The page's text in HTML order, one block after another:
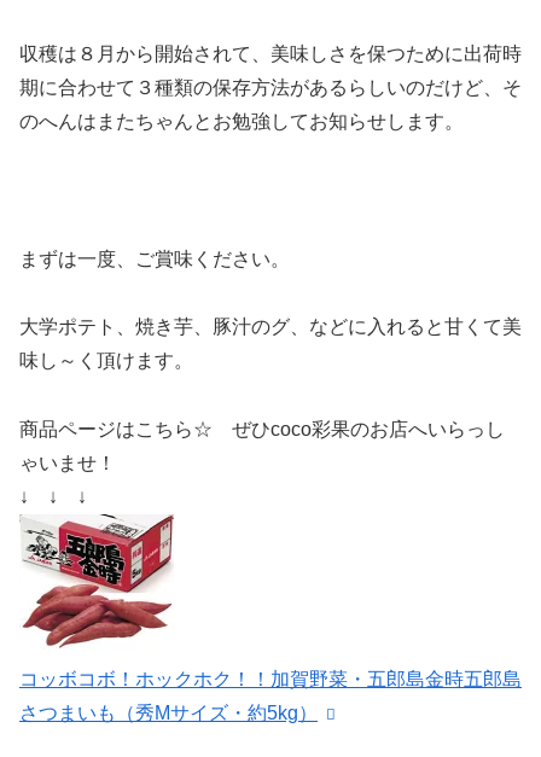
収穫は８月から開始されて、美味しさを保つために出荷時
期に合わせて３種類の保存方法があるらしいのだけど、そ
のへんはまたちゃんとお勉強してお知らせします。
まずは一度、ご賞味ください。
大学ポテト、焼き芋、豚汁のグ、などに入れると甘くて美
味し～く頂けます。
商品ページはこちら☆ ぜひcoco彩果のお店へいらっし
ゃいませ！
↓ ↓ ↓
コッボコボ！ホックホク！！加賀野菜・五郎島金時五郎島
さつまいも（秀Mサイズ・約5kg）